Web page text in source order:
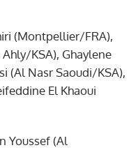
(Montpellier/FRA),
KSA), Ghaylene
(Al Nasr Saoudi/KSA),
El Khaoui
Youssef (Al